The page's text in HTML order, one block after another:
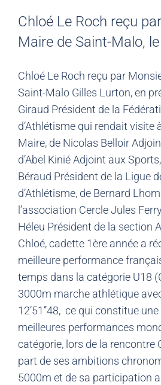
Chloé Le Roch reçu
Maire de Saint-Malo,
Chloé Le Roch reçu par
Saint-Malo Gilles Lurton, en
Giraud Président de la
d’Athlétisme qui rendait visite
Maire, de Nicolas Belloir
d’Abel Kinié Adjoint aux
Béraud Président de la Ligue
d’Athlétisme, de Bernard
l’association Cercle Jules
Héleu Président de la section
Chloé, cadette 1ère année a
meilleure performance
temps dans la catégorie U18
3000m marche athlétique
12’51’’48, ce qui constitue
meilleures performances
catégorie, lors de la rencontre
part de ses ambitions
5000m et de sa participation